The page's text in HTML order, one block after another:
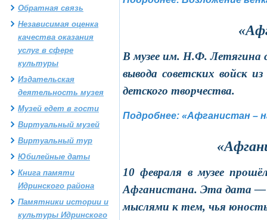
Обратная связь
Независимая оценка
качества оказания
услуг в сфере
культуры
Издательская
деятельность музея
Музей едет в гости
Виртуальный музей
Виртуальный тур
Юбилейные даты
Книга памяти
Идринского района
Памятники истории и
культуры Идринского
В музее им. Н.Ф. Летягина
вывода советских войск
детского творчества.
Подробнее: «Афганистан –
10 февраля в музее
Афганистана. Эта дата —
мыслями к тем, чья